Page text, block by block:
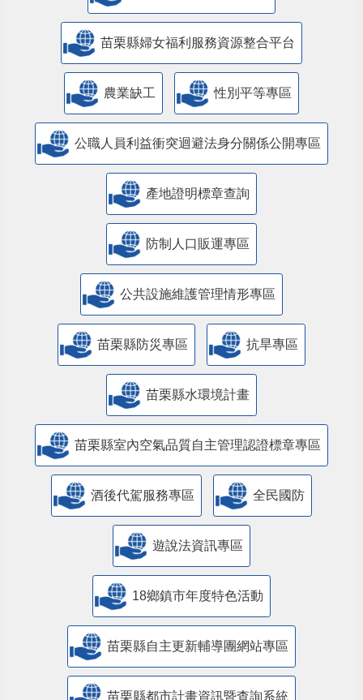
苗栗縣婦女福利服務資源整合平台
農業缺工 性別平等專區
公職人員利益衝突迴避法身分關係公開專區
產地證明標章查詢
防制人口販運專區
​公共設施維護管理情形專區
苗栗縣防災專區 抗旱專區
苗栗縣水環境計畫
苗栗縣室內空氣品質自主管理認證標章專區
酒後代駕服務專區 全民國防
遊說法資訊專區
18鄉鎮市年度特色活動
苗栗縣自主更新輔導團網站專區
苗栗縣都市計畫資訊暨查詢系統